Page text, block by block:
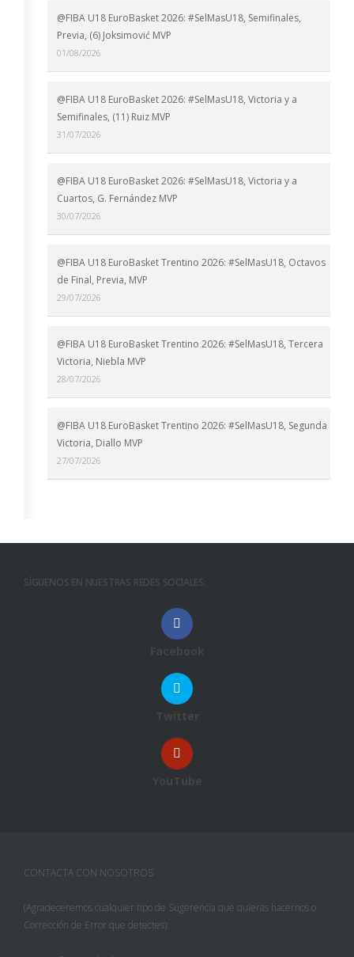
@FIBA U18 EuroBasket 2026: #SelMasU18, Semifinales,
Previa, (6) Joksimović MVP
01/08/2026
@FIBA U18 EuroBasket 2026: #SelMasU18, Victoria y a
Semifinales, (11) Ruiz MVP
31/07/2026
@FIBA U18 EuroBasket 2026: #SelMasU18, Victoria y a
Cuartos, G. Fernández MVP
30/07/2026
@FIBA U18 EuroBasket Trentino 2026: #SelMasU18, Octavos
de Final, Previa, MVP
29/07/2026
@FIBA U18 EuroBasket Trentino 2026: #SelMasU18, Tercera
Victoria, Niebla MVP
28/07/2026
@FIBA U18 EuroBasket Trentino 2026: #SelMasU18, Segunda
Victoria, Diallo MVP
27/07/2026
SÍGUENOS EN NUESTRAS REDES SOCIALES:
Facebook
Twitter
YouTube
CONTACTA CON NOSOTROS
(Agradeceremos cualquier tipo de Sugerencia que quieras hacernos o
Corrección de Error que detectes):